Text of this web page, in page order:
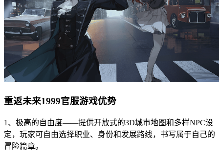
重返未来1999官服游戏优势
1、极高的自由度——提供开放式的3D城市地图和多样NPC设
定，玩家可自由选择职业、身份和发展路线，书写属于自己的
冒险篇章。